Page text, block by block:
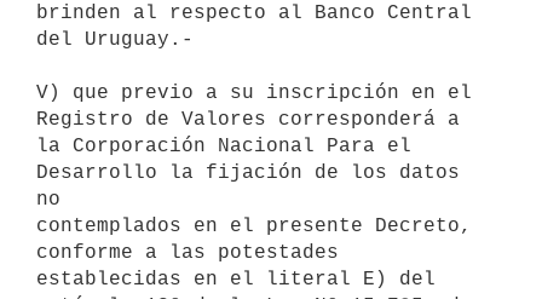
brinden al respecto al Banco Central
del Uruguay.-
V) que previo a su inscripción en el
Registro de Valores corresponderá a
la Corporación Nacional Para el
Desarrollo la fijación de los datos
no
contemplados en el presente Decreto,
conforme a las potestades
establecidas en el literal E) del